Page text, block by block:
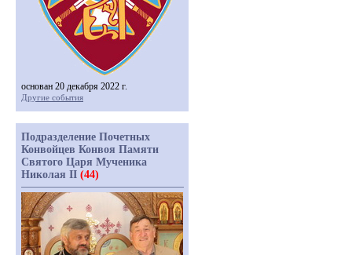
основан 20 декабря 2022 г.
Другие события
Подразделение Почетных
Конвойцев Конвоя Памяти
Святого Царя Мученика
Николая II (44)